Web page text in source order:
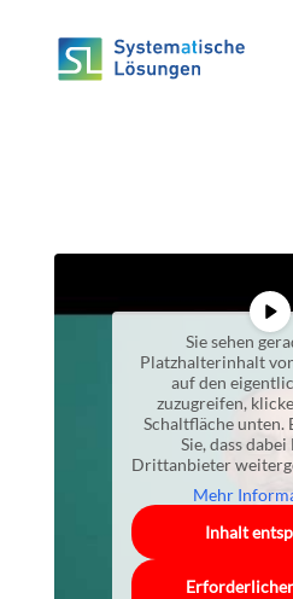
Sie sehen
Platzhalterinhalt
auf den
zuzugreifen,
Schaltfläche unten.
Sie, dass
Drittanbieter
Mehr
Inhalt